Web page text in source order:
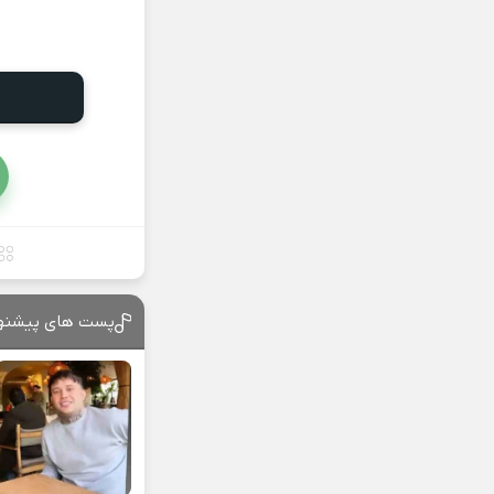
پست های